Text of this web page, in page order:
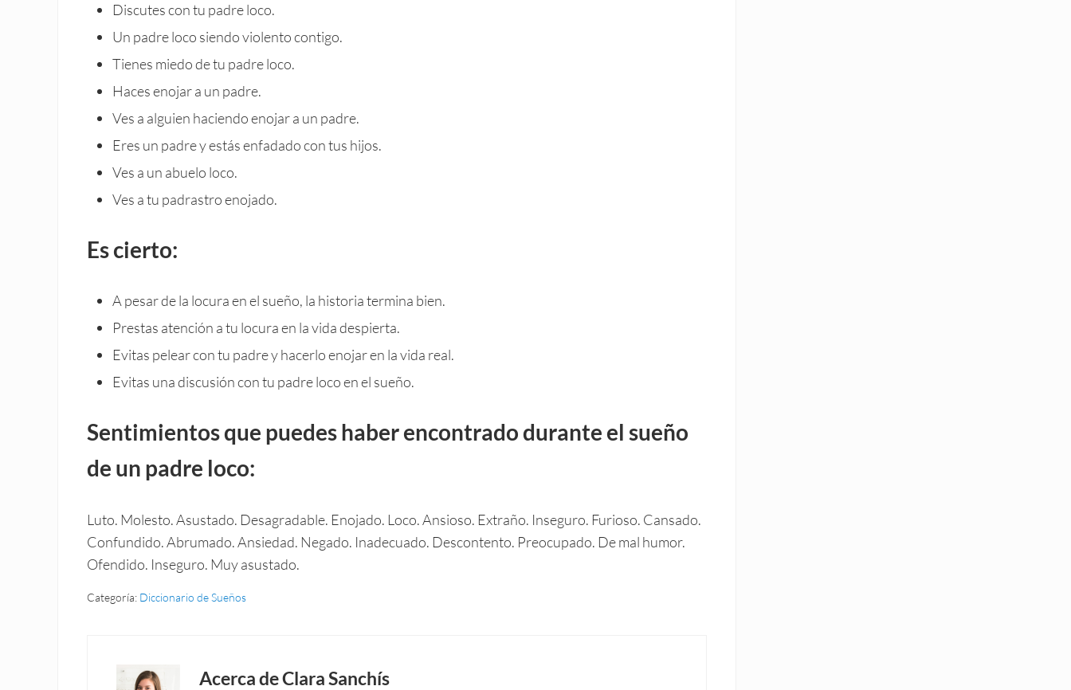
Discutes con tu padre loco.
Un padre loco siendo violento contigo.
Tienes miedo de tu padre loco.
Haces enojar a un padre.
Ves a alguien haciendo enojar a un padre.
Eres un padre y estás enfadado con tus hijos.
Ves a un abuelo loco.
Ves a tu padrastro enojado.
Es cierto:
A pesar de la locura en el sueño, la historia termina bien.
Prestas atención a tu locura en la vida despierta.
Evitas pelear con tu padre y hacerlo enojar en la vida real.
Evitas una discusión con tu padre loco en el sueño.
Sentimientos que puedes haber encontrado durante el sueño
de un padre loco:
Luto. Molesto. Asustado. Desagradable. Enojado. Loco. Ansioso. Extraño. Inseguro. Furioso. Cansado.
Confundido. Abrumado. Ansiedad. Negado. Inadecuado. Descontento. Preocupado. De mal humor.
Ofendido. Inseguro. Muy asustado.
Categoría: Diccionario de Sueños
Acerca deClara Sanchís